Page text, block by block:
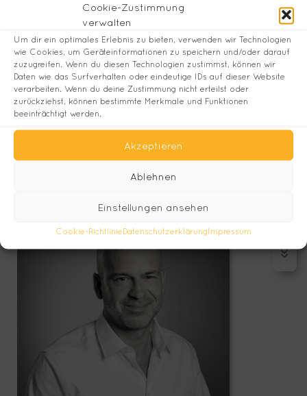
Cookie-Zustimmung
verwalten
Um dir ein optimales Erlebnis zu bieten, verwenden wir Technologien
wie Cookies, um Geräteinformationen zu speichern und/oder darauf
zuzugreifen. Wenn du diesen Technologien zustimmst, können wir
Daten wie das Surfverhalten oder eindeutige IDs auf dieser Website
verarbeiten. Wenn du deine Zustimmung nicht erteilst oder
zurückziehst, können bestimmte Merkmale und Funktionen
beeinträchtigt werden.
Akzeptieren
Ablehnen
Einstellungen ansehen
Cookie-RichtlinieDatenschutzerklärungImpressum
in Düsseldorf und München anzutreffen.
Mit unserer langjährigen Erfahrung und fundierten
Marktkenntnissen betreuen wir Einzelhändler,
Eigentümer, Investoren und Projektentwickler in
Deutschland, Österreich und der Schweiz.
Unser Ziel ist es, Ihre Visionen im Hinblick auf das
aktuelle Trendgeschehendes Immobilien- und
Einzelhandelsmarktes vertrauensvoll und professionell zu
Torsten Schulz
office@storescouts.de